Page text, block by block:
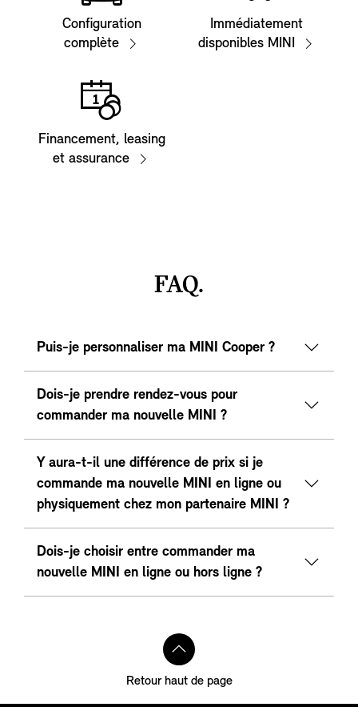
Configuration
complète
Immédiatement
disponibles MINI
Financement, leasing
et assurance
FAQ.
Puis-je personnaliser ma MINI Cooper ?
Dois-je prendre rendez-vous pour
commander ma nouvelle MINI ?
Y aura-t-il une différence de prix si je
commande ma nouvelle MINI en ligne ou
physiquement chez mon partenaire MINI ?
Dois-je choisir entre commander ma
nouvelle MINI en ligne ou hors ligne ?
Retour haut de page